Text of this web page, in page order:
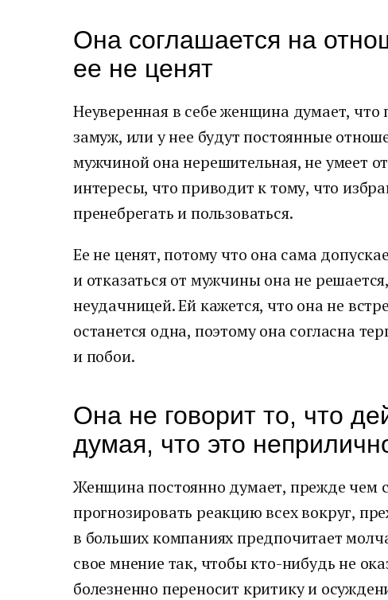
Она соглашается на
ее не ценят
Неуверенная в себе женщина думает, что
замуж, или у нее будут постоянные
мужчиной она нерешительная, не умеет
интересы, что приводит к тому, что
пренебрегать и пользоваться.
Ее не ценят, потому что она сама
и отказаться от мужчины она не
неудачницей. Ей кажется, что она не
останется одна, поэтому она согласна
и побои.
Она не говорит то, что
думая, что это
Женщина постоянно думает, прежде чем
прогнозировать реакцию всех вокруг,
в больших компаниях предпочитает
свое мнение так, чтобы кто-нибудь не
болезненно переносит критику и